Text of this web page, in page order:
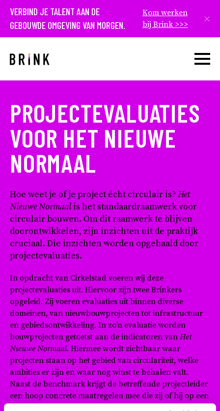
VERBIND JE TALENT AAN DE
GEBOUWDE OMGEVING VAN MORGEN.
Kom werken
bij Brink >>>
Open
PROJECTEVALUATIES
VOOR HET NIEUWE
NORMAAL
Hoe weet je of je project écht circulair is? Het
Nieuwe Normaal is het standaardraamwerk voor
circulair bouwen. Om dit raamwerk te blijven
doorontwikkelen, zijn inzichten uit de praktijk
cruciaal. Die inzichten worden opgehaald door
projectevaluaties.
In opdracht van Cirkelstad voeren wij deze
projectevaluaties uit. Hiervoor zijn twee Brinkers
opgeleid. Zij voeren evaluaties uit binnen diverse
domeinen, van nieuwbouwprojecten tot infrastructuur
en gebiedsontwikkeling. In zo’n evaluatie worden
bouwprojecten getoetst aan de indicatoren van Het
Nieuwe Normaal. Hiermee wordt zichtbaar waar
projecten staan op het gebied van circulariteit, welke
ambities er zijn en waar nog winst te behalen valt.
Naast de benchmark krijgt de betreffende projectleider
een hoop concrete maatregelen mee die zij of hij op een